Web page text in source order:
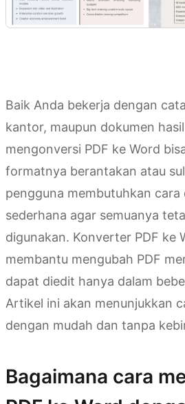
Baik Anda bekerja dengan
kantor, maupun dokumen
mengonversi PDF ke Word
formatnya berantakan atau
pengguna membutuhkan cara
sederhana agar semuanya
digunakan. Konverter PDF ke
membantu mengubah PDF
dapat diedit hanya dalam
Artikel ini akan menunjukkan
dengan mudah dan tanpa
Bagaimana cara